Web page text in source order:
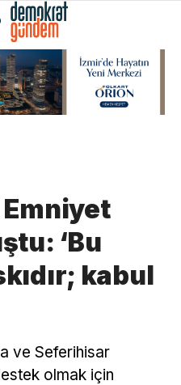
Emniyet
‘Bu
kabul
ve Seferihisar
olmak için